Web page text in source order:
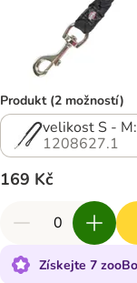
Produkt (2 možností)
velikost S -
1208627.1
169 Kč
Získejte 7